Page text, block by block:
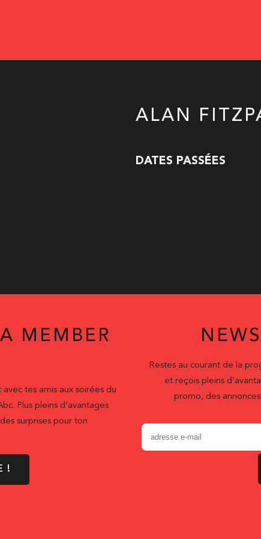
ALAN
DATES PASSÉES
MEMBER
tes amis aux soirées du
Plus pleins d’avantages
surprises pour ton
!
Restes au courant de la
et reçois pleins
promo, des